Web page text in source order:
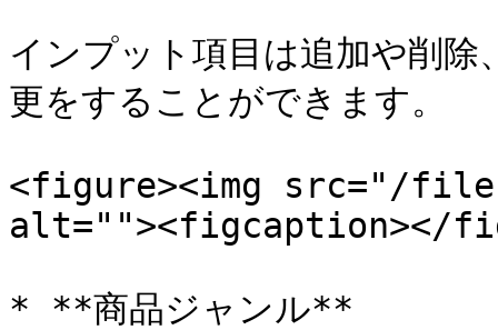
インプット項目は追加や削
更をすることができます。
<figure><img src="/files/
alt=""><figcaption></
* **商品ジャンル**